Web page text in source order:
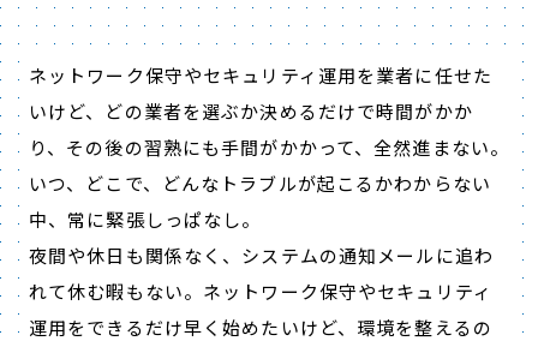
ネットワーク保守やセキュリティ運用を業者に任せた
いけど、どの業者を選ぶか決めるだけで時間がかか
り、その後の習熟にも手間がかかって、全然進まない。
いつ、どこで、どんなトラブルが起こるかわからない
中、常に緊張しっぱなし。
夜間や休日も関係なく、システムの通知メールに追わ
れて休む暇もない。ネットワーク保守やセキュリティ
運用をできるだけ早く始めたいけど、環境を整えるの